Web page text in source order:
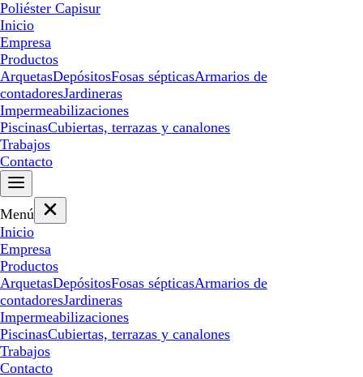
Poliéster Capisur
Inicio
Empresa
Productos
ArquetasDepósitosFosas sépticasArmarios de
contadoresJardineras
Impermeabilizaciones
PiscinasCubiertas, terrazas y canalones
Trabajos
Contacto
Menú
Inicio
Empresa
Productos
ArquetasDepósitosFosas sépticasArmarios de
contadoresJardineras
Impermeabilizaciones
PiscinasCubiertas, terrazas y canalones
Trabajos
Contacto